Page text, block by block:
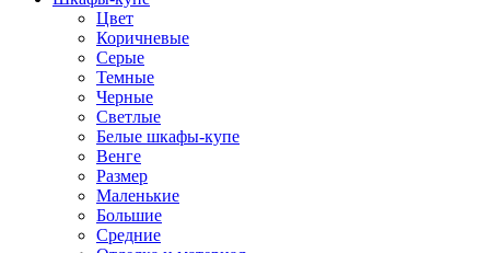
Цвет
Коричневые
Серые
Темные
Черные
Светлые
Белые шкафы-купе
Венге
Размер
Маленькие
Большие
Средние